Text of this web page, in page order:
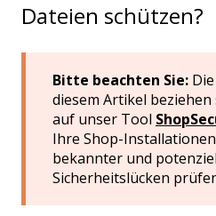
Dateien schützen?
Bitte beachten Sie:
diesem Artikel
auf unser Tool
Ihre Shop-
bekannter und
Sicherheitslücken